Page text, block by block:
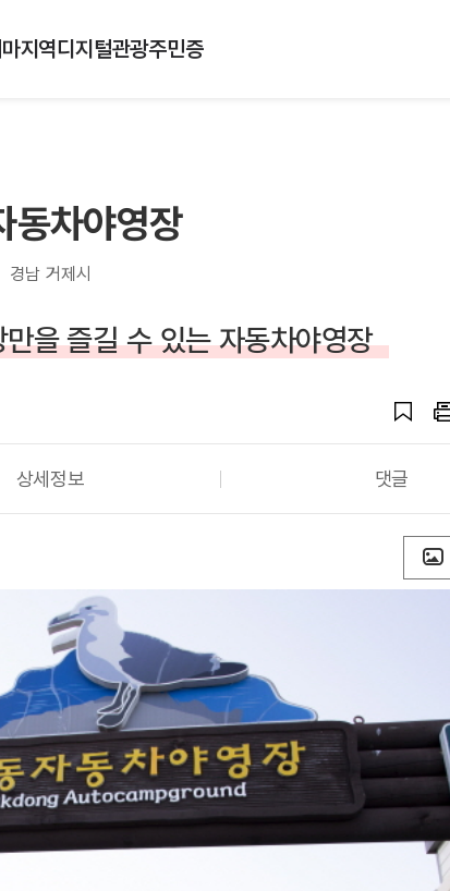
지역디지털관광주민증
동차야영장
경남 거제시
을 즐길 수 있는 자동차야영장
상세정보 댓글